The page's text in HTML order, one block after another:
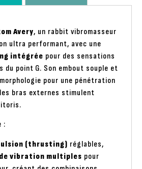
Avery, un rabbit vibromasseur
ultra performant, avec une
intégrée pour des sensations
du point G. Son embout souple et
pour une pénétration
bras externes stimulent
:
(thrusting) réglables,
vibration multiples pour